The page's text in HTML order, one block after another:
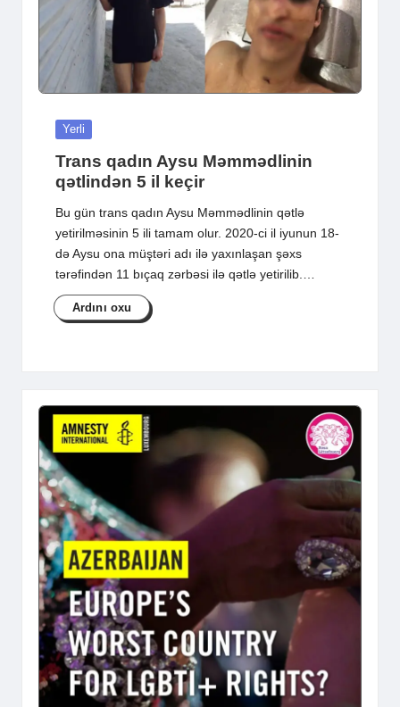
Posted
Yerli
Trans qadın Aysu Məmmədlinin
qətlindən 5 il keçir
Bu gün trans qadın Aysu Məmmədlinin qətlə
yetirilməsinin 5 ili tamam olur. 2020-ci il iyunun 18-
də Aysu ona müştəri adı ilə yaxınlaşan şəxs
tərəfindən 11 bıçaq zərbəsi ilə qətlə yetirilib.…
Ardını oxu